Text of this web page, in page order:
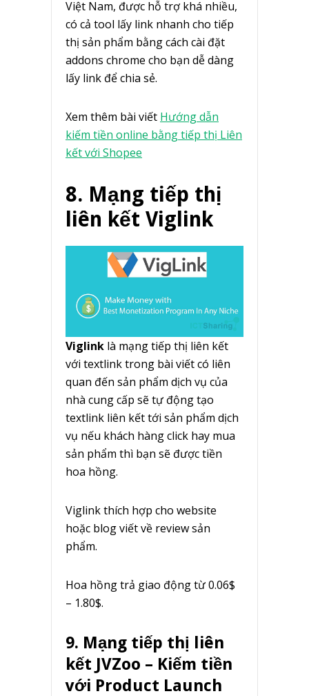
Việt Nam, được hỗ trợ khá nhiều,
có cả tool lấy link nhanh cho tiếp
thị sản phẩm bằng cách cài đặt
addons chrome cho bạn dễ dàng
lấy link để chia sẻ.
Xem thêm bài viết Hướng dẫn
kiếm tiền online bằng tiếp thị Liên
kết với Shopee
8. Mạng tiếp thị
liên kết Viglink
Viglink là mạng tiếp thị liên kết
với textlink trong bài viết có liên
quan đến sản phẩm dịch vụ của
nhà cung cấp sẽ tự động tạo
textlink liên kết tới sản phẩm dịch
vụ nếu khách hàng click hay mua
sản phẩm thì bạn sẽ được tiền
hoa hồng.
Viglink thích hợp cho website
hoặc blog viết về review sản
phẩm.
Hoa hồng trả giao động từ 0.06$
– 1.80$.
9. Mạng tiếp thị liên
kết JVZoo – Kiếm tiền
với Product Launch